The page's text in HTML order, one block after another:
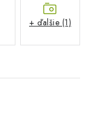
+ ďalšie (1)